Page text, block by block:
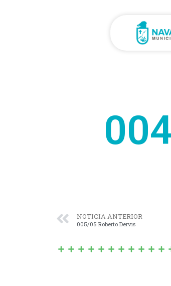
NOTICIA ANTERIOR
005/05 Roberto Dervis